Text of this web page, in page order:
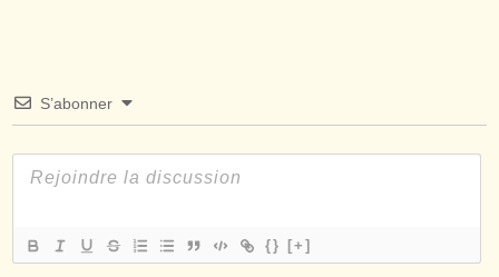
S’abonner
{} [+]